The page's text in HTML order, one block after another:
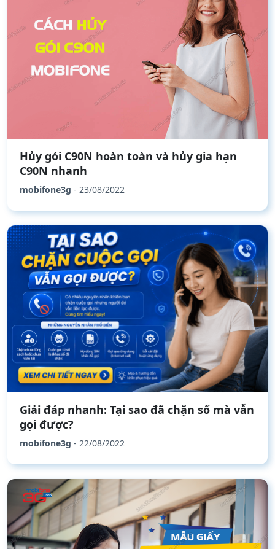
Hủy gói C90N hoàn toàn và hủy gia hạn
C90N nhanh
mobifone3g - 23/08/2022
Giải đáp nhanh: Tại sao đã chặn số mà vẫn
gọi được?
mobifone3g - 22/08/2022